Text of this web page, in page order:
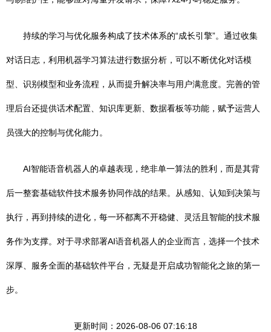
持续的学习与优化服务构成了技术体系的“成长引擎”。通过收集
对话日志，利用机器学习算法进行数据分析，可以不断优化对话模
型、识别模型和业务流程，从而提升解决率与用户满意度。完善的管
理后台还提供话术配置、知识库更新、数据看板等功能，赋予运营人
员强大的控制与优化能力。
AI智能语音机器人的卓越表现，绝非单一算法的胜利，而是其背
后一整套基础软件技术服务协同作战的结果。从感知、认知到决策与
执行，再到持续的进化，每一环都离不开稳健、灵活且智能的技术服
务作为支撑。对于寻求部署AI语音机器人的企业而言，选择一个技术
深厚、服务全面的基础软件平台，无疑是开启成功智能化之旅的第一
步。
更新时间：2026-08-06 07:16:18